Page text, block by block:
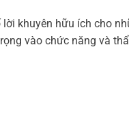
khuyên hữu ích cho
vào chức năng và